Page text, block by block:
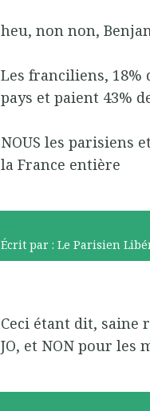
heu, non non,
Les franciliens, 18%
pays et paient 43%
NOUS les parisiens
la France entière
Écrit par :Le Parisien
Ceci étant dit, saine
JO, et NON pour les